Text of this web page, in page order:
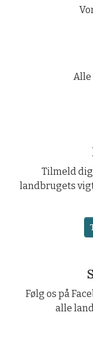
Alle
Tilmeld dig
landbrugets
Følg os på
alle